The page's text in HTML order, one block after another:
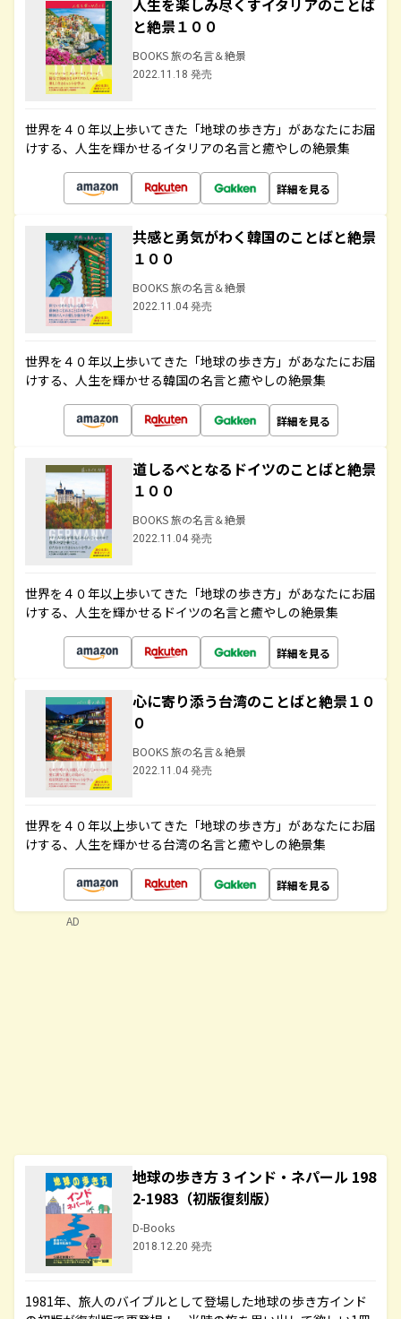
人生を楽しみ尽くすイタリアのことば
と絶景１００
BOOKS 旅の名言＆絶景
2022.11.18 発売
世界を４０年以上歩いてきた「地球の歩き方」があなたにお届
けする、人生を輝かせるイタリアの名言と癒やしの絶景集
詳細を見る
共感と勇気がわく韓国のことばと絶景
１００
BOOKS 旅の名言＆絶景
2022.11.04 発売
世界を４０年以上歩いてきた「地球の歩き方」があなたにお届
けする、人生を輝かせる韓国の名言と癒やしの絶景集
詳細を見る
道しるべとなるドイツのことばと絶景
１００
BOOKS 旅の名言＆絶景
2022.11.04 発売
世界を４０年以上歩いてきた「地球の歩き方」があなたにお届
けする、人生を輝かせるドイツの名言と癒やしの絶景集
詳細を見る
心に寄り添う台湾のことばと絶景１０
０
BOOKS 旅の名言＆絶景
2022.11.04 発売
世界を４０年以上歩いてきた「地球の歩き方」があなたにお届
けする、人生を輝かせる台湾の名言と癒やしの絶景集
詳細を見る
地球の歩き方 3 インド・ネパール 198
2-1983（初版復刻版）
D-Books
2018.12.20 発売
1981年、旅人のバイブルとして登場した地球の歩き方インド
AD